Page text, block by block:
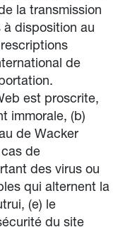
la transmission
disposition au
de
est proscrite,
immorale, (b)
de Wacker
de
des virus ou
qui alternent la
(e) le
du site